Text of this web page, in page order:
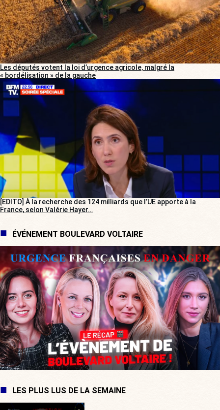
Les députés votent la loi d’urgence agricole, malgré la
« bordélisation » de la gauche
[EDITO] À la recherche des 124 milliards que l’UE apporte à la
France, selon Valérie Hayer…
ÉVÉNEMENT BOULEVARD VOLTAIRE
LES PLUS LUS DE LA SEMAINE